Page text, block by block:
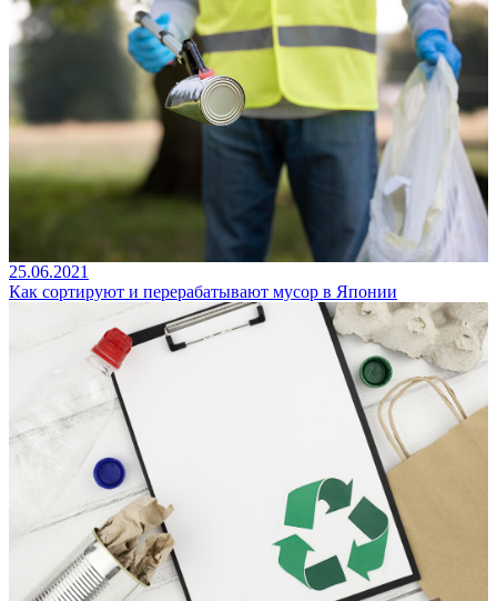
25.06.2021
Как сортируют и перерабатывают мусор в Японии